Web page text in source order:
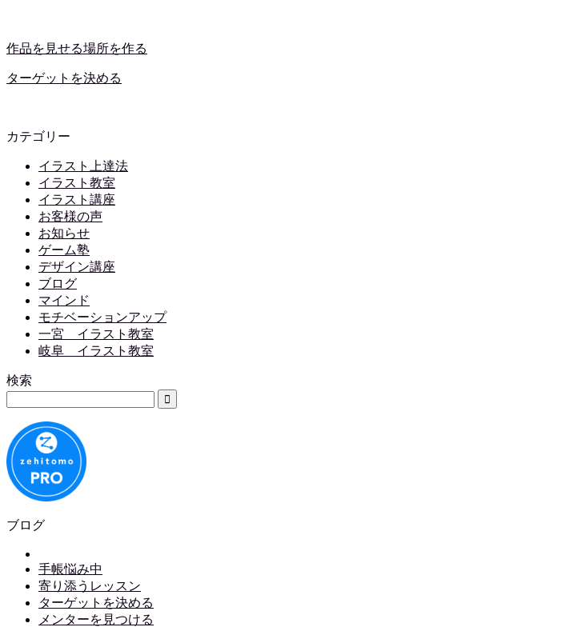
作品を見せる場所を作る
ターゲットを決める
カテゴリー
イラスト上達法
イラスト教室
イラスト講座
お客様の声
お知らせ
ゲーム塾
デザイン講座
ブログ
マインド
モチベーションアップ
一宮 イラスト教室
岐阜 イラスト教室
検索
ブログ
手帳悩み中
寄り添うレッスン
ターゲットを決める
メンターを見つける